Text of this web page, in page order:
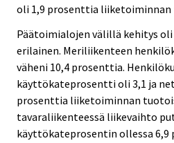
oli 1,9 prosenttia
Päätoimialojen välillä kehitys
erilainen. Meriliikenteen
väheni 10,4 prosenttia.
käyttökateprosentti oli 3,1 ja
prosenttia liiketoiminnan
tavaraliikenteessä liikevaihto
käyttökateprosentin ollessa 6,9